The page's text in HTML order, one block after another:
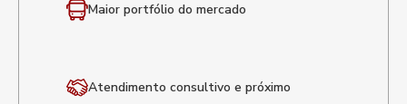
Maior portfólio do mercado
Atendimento consultivo e próximo